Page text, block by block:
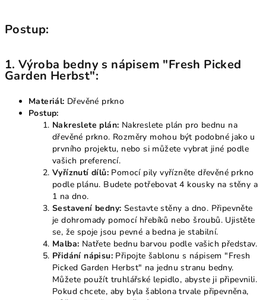
Postup:
1.Výroba bedny s nápisem "Fresh Picked
Garden Herbst":
Materiál: Dřevěné prkno
Postup:
Nakreslete plán: Nakreslete plán pro bednu na
dřevěné prkno. Rozměry mohou být podobné jako u
prvního projektu, nebo si můžete vybrat jiné podle
vašich preferencí.
Vyříznutí dílů: Pomocí pily vyřízněte dřevěné prkno
podle plánu. Budete potřebovat 4 kousky na stěny a
1 na dno.
Sestavení bedny: Sestavte stěny a dno. Připevněte
je dohromady pomocí hřebíků nebo šroubů. Ujistěte
se, že spoje jsou pevné a bedna je stabilní.
Malba: Natřete bednu barvou podle vašich představ.
Přidání nápisu: Připojte šablonu s nápisem "Fresh
Picked Garden Herbst" na jednu stranu bedny.
Můžete použít truhlářské lepidlo, abyste ji připevnili.
Pokud chcete, aby byla šablona trvale připevněna,